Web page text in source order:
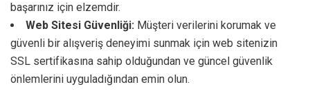
başarınız için elzemdir.
Web Sitesi Güvenliği: Müşteri verilerini korumak ve
güvenli bir alışveriş deneyimi sunmak için web sitenizin
SSL sertifikasına sahip olduğundan ve güncel güvenlik
önlemlerini uyguladığından emin olun.